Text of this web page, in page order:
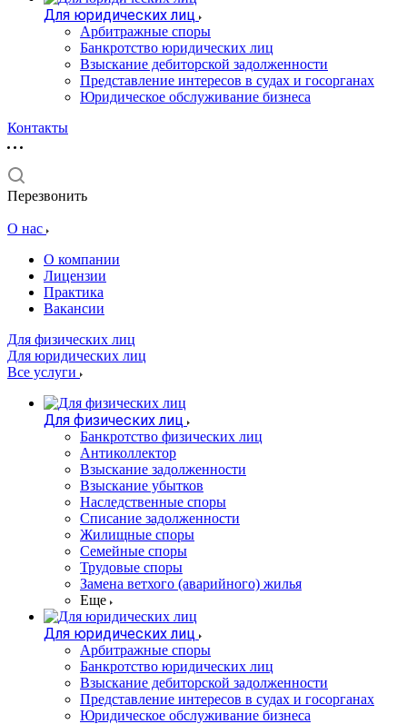
Для юридических лиц
Арбитражные споры
Банкротство юридических лиц
Взыскание дебиторской задолженности
Представление интересов в судах и госорганах
Юридическое обслуживание бизнеса
Контакты
Перезвонить
О нас
О компании
Лицензии
Практика
Вакансии
Для физических лиц
Для юридических лиц
Все услуги
Для физических лиц
Банкротство физических лиц
Антиколлектор
Взыскание задолженности
Взыскание убытков
Наследственные споры
Списание задолженности
Жилищные споры
Семейные споры
Трудовые споры
Замена ветхого (аварийного) жилья
Еще
Для юридических лиц
Арбитражные споры
Банкротство юридических лиц
Взыскание дебиторской задолженности
Представление интересов в судах и госорганах
Юридическое обслуживание бизнеса